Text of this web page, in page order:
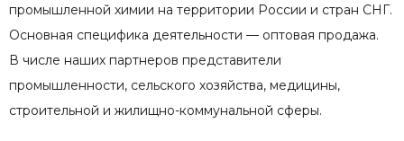
промышленной химии на территории России и стран СНГ.
Основная специфика деятельности — оптовая продажа.
В числе наших партнеров представители
промышленности, сельского хозяйства, медицины,
строительной и жилищно-коммунальной сферы.